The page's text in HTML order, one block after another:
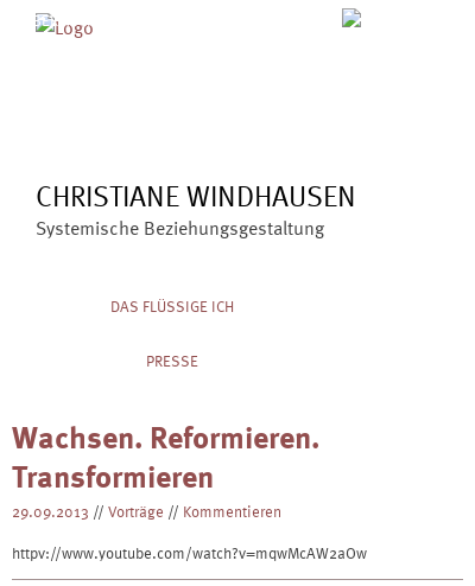
CHRISTIANE WINDHAUSEN
Systemische Beziehungsgestaltung
ÜBER MICH
DAS FLÜSSIGE ICH
PRESSE
Wachsen. Reformieren.
Transformieren
29.09.2013 // Vorträge // Kommentieren
httpv://www.youtube.com/watch?v=mqwMcAW2aOw